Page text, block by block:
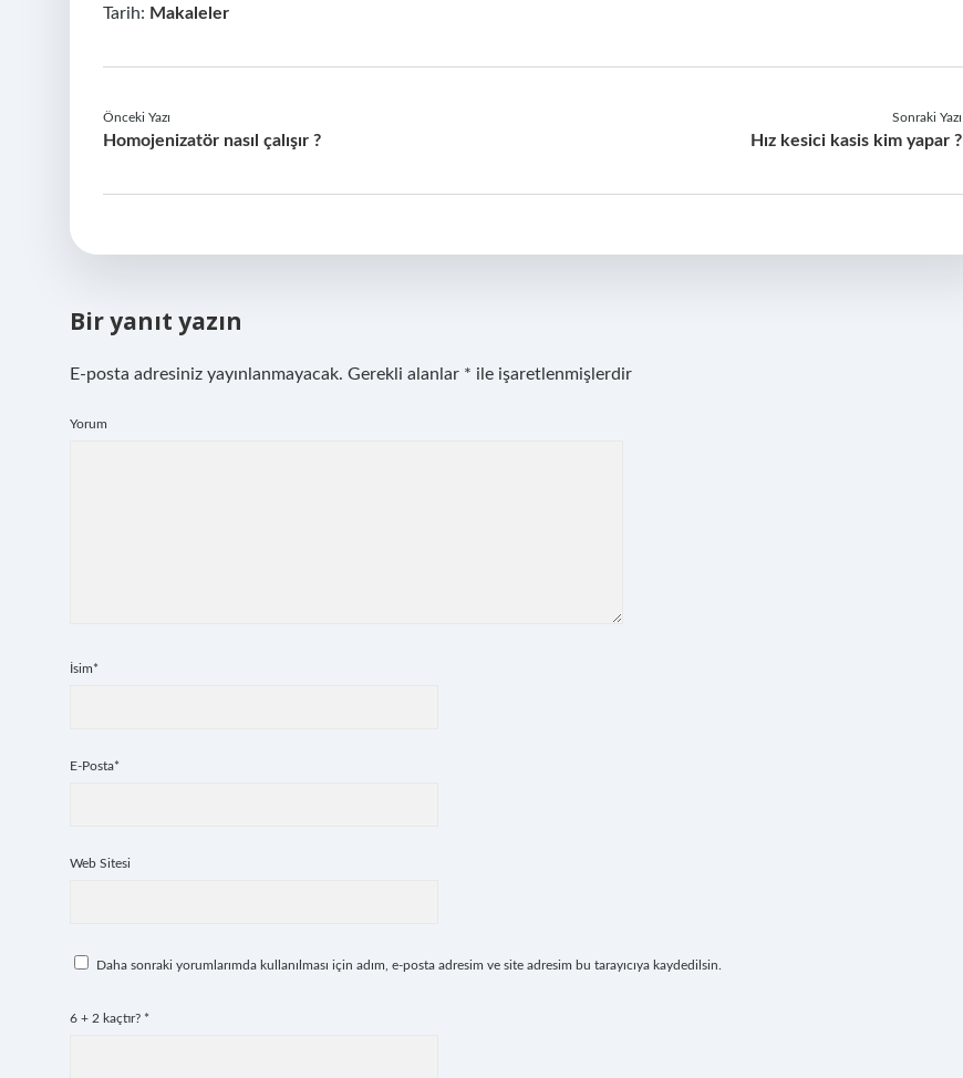
Tarih: Makaleler
Önceki Yazı
Homojenizatör nasıl çalışır ?
Sonraki Yazı
Hız kesici kasis kim yapar ?
Bir yanıt yazın
E-posta adresiniz yayınlanmayacak. Gerekli alanlar * ile işaretlenmişlerdir
Yorum
İsim*
E-Posta*
Web Sitesi
Daha sonraki yorumlarımda kullanılması için adım, e-posta adresim ve site adresim bu tarayıcıya kaydedilsin.
6 + 2 kaçtır? *